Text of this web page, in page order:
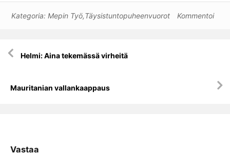
Kategoria: Mepin Työ,Täysistuntopuheenvuorot Kommentoi
Artikkelien
selausHelmi: Aina tekemässä virheitä
Mauritanian vallankaappaus
Vastaa